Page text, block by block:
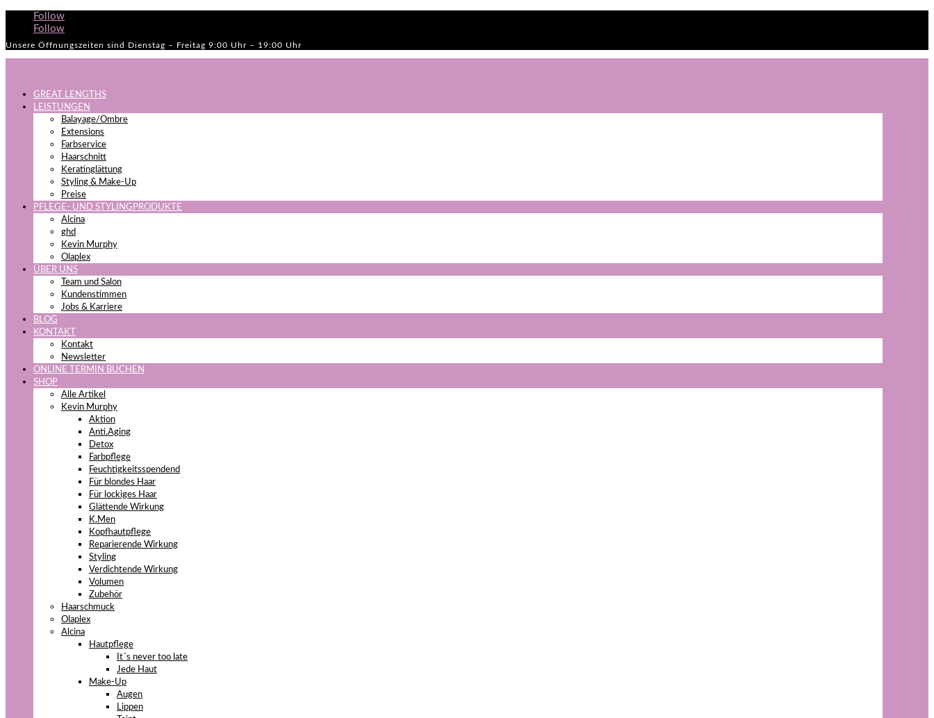
Follow
Follow
Unsere Öffnungszeiten sind Dienstag – Freitag 9:00 Uhr – 19:00 Uhr
GREAT LENGTHS
LEISTUNGEN
Balayage/Ombre
Extensions
Farbservice
Haarschnitt
Keratinglättung
Styling & Make-Up
Preise
PFLEGE- UND STYLINGPRODUKTE
Alcina
ghd
Kevin Murphy
Olaplex
ÜBER UNS
Team und Salon
Kundenstimmen
Jobs & Karriere
BLOG
KONTAKT
Kontakt
Newsletter
ONLINE TERMIN BUCHEN
SHOP
Alle Artikel
Kevin Murphy
Aktion
Anti.Aging
Detox
Farbpflege
Feuchtigkeitsspendend
Für blondes Haar
Für lockiges Haar
Glättende Wirkung
K.Men
Kopfhautpflege
Reparierende Wirkung
Styling
Verdichtende Wirkung
Volumen
Zubehör
Haarschmuck
Olaplex
Alcina
Hautpflege
It´s never too late
Jede Haut
Make-Up
Augen
Lippen